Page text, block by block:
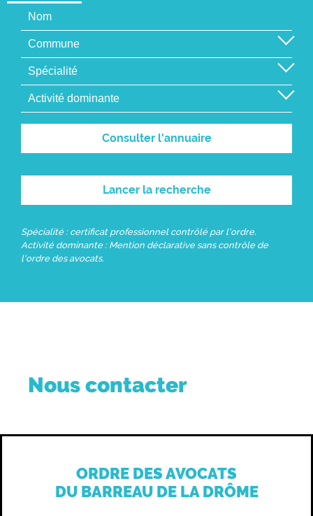
Consulter l'annuaire
Lancer la recherche
Spécialité : certificat professionnel contrôlé par l'ordre.
Activité dominante : Mention déclarative sans contrôle de
l'ordre des avocats.
Nous contacter
ORDRE DES AVOCATS
DU BARREAU DE LA DRÔME